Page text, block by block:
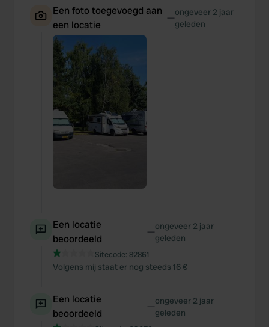
Een foto toegevoegd aan
een locatie
—ongeveer 2 jaar
geleden
Een locatie
beoordeeld
—ongeveer 2 jaar
geleden
Sitecode: 82861
Volgens mij staat er nog steeds 16 €
Een locatie
beoordeeld
—ongeveer 2 jaar
geleden